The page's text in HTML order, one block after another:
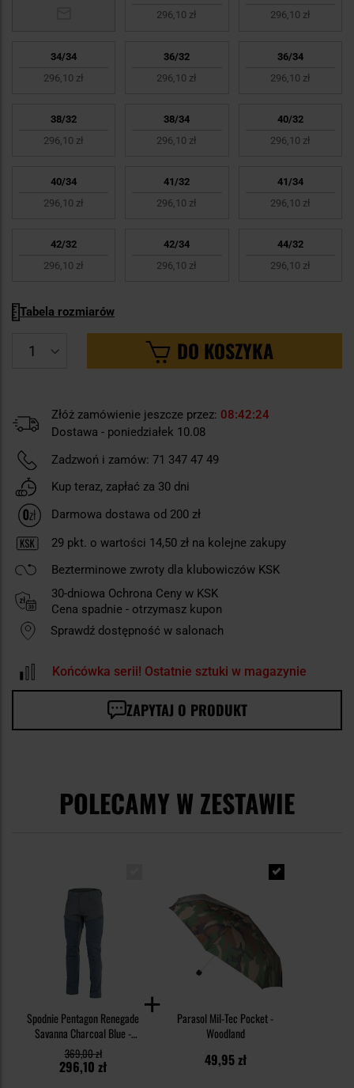
296,10 zł
296,10 zł
34/34
296,10 zł
36/32
296,10 zł
36/34
296,10 zł
38/32
296,10 zł
38/34
296,10 zł
40/32
296,10 zł
40/34
296,10 zł
41/32
296,10 zł
41/34
296,10 zł
42/32
296,10 zł
42/34
296,10 zł
44/32
296,10 zł
Tabela rozmiarów
DO KOSZYKA
Złóż zamówienie jeszcze przez: 08 42 22
Dostawa - poniedziałek 10.08
Zadzwoń i zamów: 71 347 47 49
Kup teraz, zapłać za 30 dni
Darmowa dostawa od 200 zł
29 pkt. o wartości 14,50 zł na kolejne zakupy
Bezterminowe zwroty dla klubowiczów KSK
30-dniowa Ochrona Ceny w KSK
Cena spadnie - otrzymasz kupon
Sprawdź dostępność w salonach
Końcówka serii! Ostatnie sztuki w magazynie
ZAPYTAJ O PRODUKT
POLECAMY W ZESTAWIE
Spodnie Pentagon Renegade
Savanna Charcoal Blue -
impregnowane
296,10 zł
369,00 zł
Parasol Mil-Tec Pocket -
Woodland
49,95 zł